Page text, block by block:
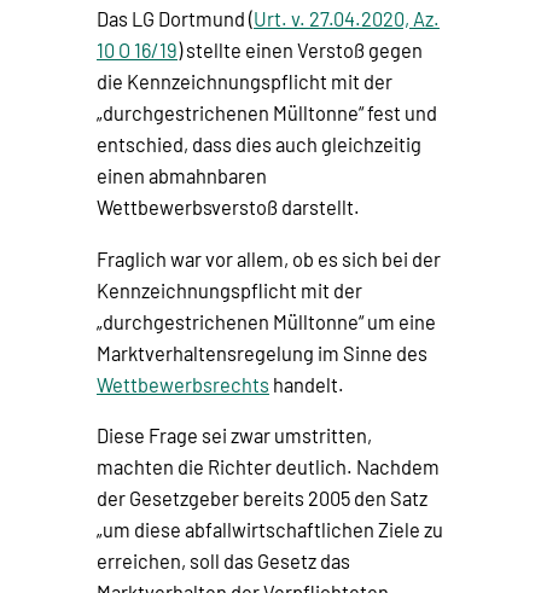
Das LG Dortmund (Urt. v. 27.04.2020, Az.
10 O 16/19) stellte einen Verstoß gegen
die Kennzeichnungspflicht mit der
„durchgestrichenen Mülltonne“ fest und
entschied, dass dies auch gleichzeitig
einen abmahnbaren
Wettbewerbsverstoß darstellt.
Fraglich war vor allem, ob es sich bei der
Kennzeichnungspflicht mit der
„durchgestrichenen Mülltonne“ um eine
Marktverhaltensregelung im Sinne des
Wettbewerbsrechts handelt.
Diese Frage sei zwar umstritten,
machten die Richter deutlich. Nachdem
der Gesetzgeber bereits 2005 den Satz
„um diese abfallwirtschaftlichen Ziele zu
erreichen, soll das Gesetz das